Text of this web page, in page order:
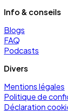
Info & conseils
Blogs
FAQ
Podcasts
Divers
Mentions légales
Politique de
Déclaration